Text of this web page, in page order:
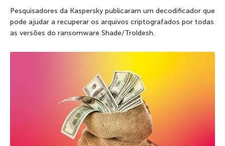
Pesquisadores da Kaspersky publicaram um decodificador que
pode ajudar a recuperar os arquivos criptografados por todas
as versões do ransomware Shade/Troldesh.